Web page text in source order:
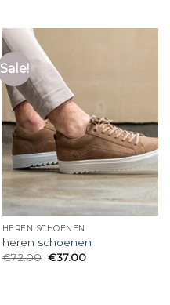
Sale!
HEREN SCHOENEN
heren schoenen
€72.00 €37.00